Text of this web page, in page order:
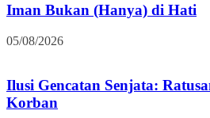
Iman Bukan (Hanya) di Hati
05/08/2026
Ilusi Gencatan Senjata:
Korban